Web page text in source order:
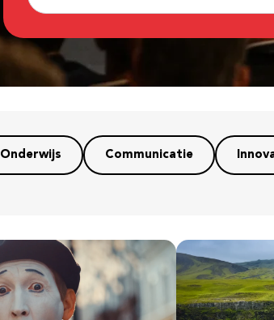
Onderwijs Communicatie